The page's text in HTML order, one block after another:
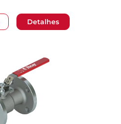
Detalhes